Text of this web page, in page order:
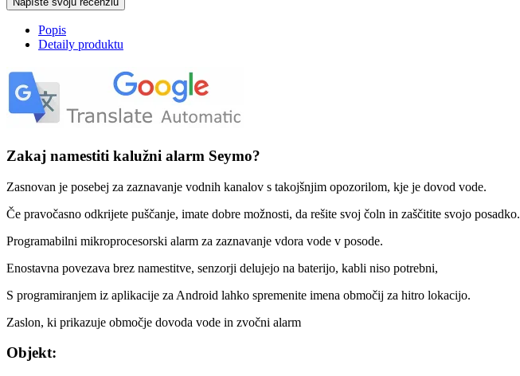
Popis
Detaily produktu
Zakaj namestiti kalužni alarm Seymo?
Zasnovan je posebej za zaznavanje vodnih kanalov s takojšnjim opozorilom, kje je dovod vode.
Če pravočasno odkrijete puščanje, imate dobre možnosti, da rešite svoj čoln in zaščitite svojo posadko.
Programabilni mikroprocesorski alarm za zaznavanje vdora vode v posode.
Enostavna povezava brez namestitve, senzorji delujejo na baterijo, kabli niso potrebni,
S programiranjem iz aplikacije za Android lahko spremenite imena območij za hitro lokacijo.
Zaslon, ki prikazuje območje dovoda vode in zvočni alarm
Objekt: